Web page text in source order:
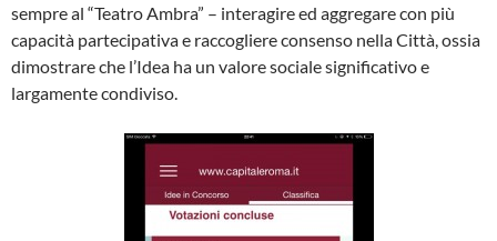
sempre al “Teatro Ambra” – interagire ed aggregare con più
capacità partecipativa e raccogliere consenso nella Città, ossia
dimostrare che l’Idea ha un valore sociale significativo e
largamente condiviso.